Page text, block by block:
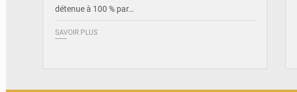
détenue à 100 % par…
SAVOIR PLUS